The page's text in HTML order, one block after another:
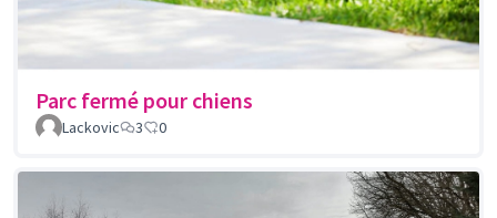
Parc fermé pour chiens
Lackovic 3 0